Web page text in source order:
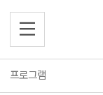
소개
프로그램